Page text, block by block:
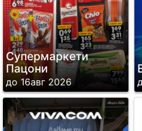
Супермаркети
Пацони
до 16авг 2026